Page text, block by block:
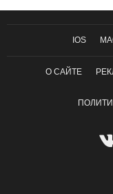
IOS
О САЙТЕ